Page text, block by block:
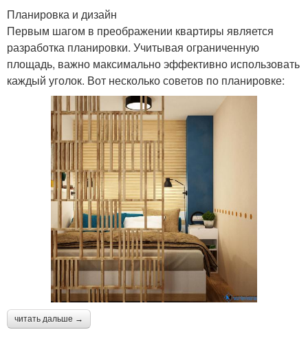
Планировка и дизайн
Первым шагом в преображении квартиры является
разработка планировки. Учитывая ограниченную
площадь, важно максимально эффективно использовать
каждый уголок. Вот несколько советов по планировке:
читать дальше →